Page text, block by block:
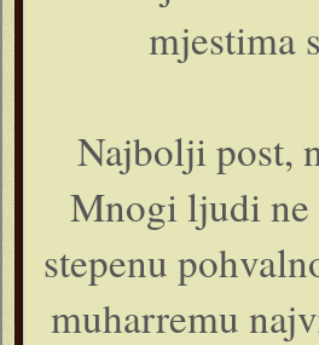
mjestima
Najbolji post,
Mnogi ljudi ne
stepenu
muharremu